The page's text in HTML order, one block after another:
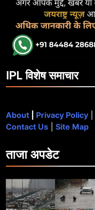
IPL विशेष समाचार
About Privacy Policy
Contact Us
Site Map
ताजाअपडेट